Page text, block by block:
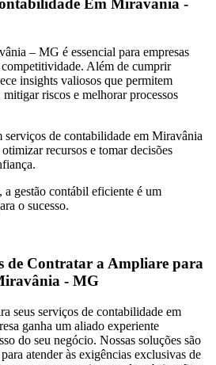
Em Miravânia -
– MG é essencial para empresas
Além de cumprir
insights valiosos que permitem
riscos e melhorar processos
serviços de contabilidade em Miravânia
recursos e tomar decisões
gestão contábil eficiente é um
o sucesso.
de Contratar a Ampliare para
- MG
seus serviços de contabilidade em
ganha um aliado experiente
do seu negócio. Nossas soluções são
atender às exigências exclusivas de